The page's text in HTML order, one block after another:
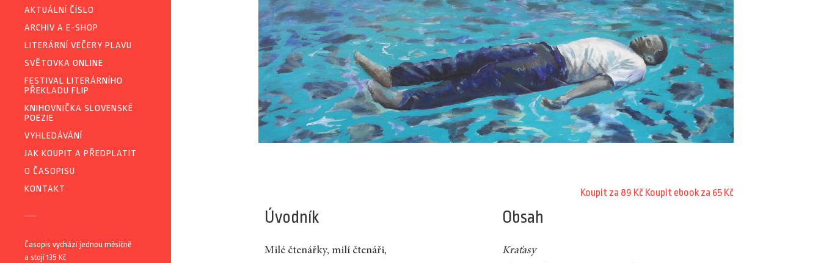
AKTUÁLNÍ ČÍSLO
ARCHIV A E-SHOP
LITERÁRNÍ VEČERY PLAVU
SVĚTOVKA ONLINE
FESTIVAL LITERÁRNÍHO
PŘEKLADU FLIP
KNIHOVNIČKA SLOVENSKÉ
POEZIE
VYHLEDÁVÁNÍ
JAK KOUPIT A PŘEDPLATIT
O ČASOPISU
KONTAKT
Časopis vychází jednou měsíčně
a stojí 135 Kč
Koupit za 89 Kč Koupit ebook za 65 Kč
Úvodník
Milé čtenářky, milí čtenáři,
Obsah
Kraťasy